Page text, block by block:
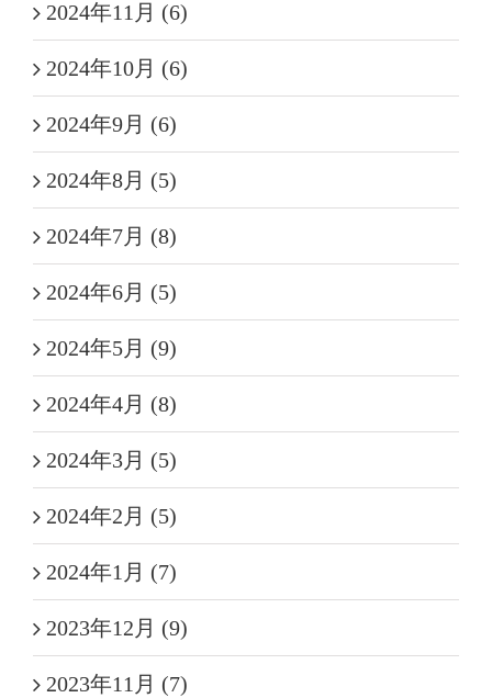
2024年11月 (6)
2024年10月 (6)
2024年9月 (6)
2024年8月 (5)
2024年7月 (8)
2024年6月 (5)
2024年5月 (9)
2024年4月 (8)
2024年3月 (5)
2024年2月 (5)
2024年1月 (7)
2023年12月 (9)
2023年11月 (7)